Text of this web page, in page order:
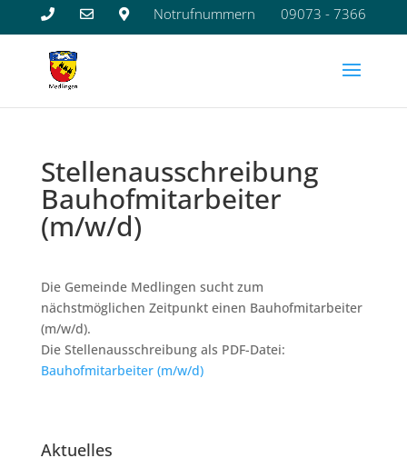
Notrufnummern 09073 - 7366
Stellenausschreibung
Bauhofmitarbeiter
(m/w/d)
Die Gemeinde Medlingen sucht zum
nächstmöglichen Zeitpunkt einen Bauhofmitarbeiter
(m/w/d).
Die Stellenausschreibung als PDF-Datei:
Bauhofmitarbeiter (m/w/d)
Aktuelles